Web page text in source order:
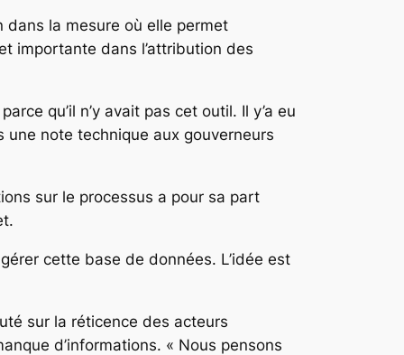
la mesure où elle permet
importante dans l’attribution des
qu’il n’y avait pas cet outil. Il y’a eu
note technique aux gouverneurs
sur le processus a pour sa part
cette base de données. L’idée est
sur la réticence des acteurs
d’informations. « Nous pensons